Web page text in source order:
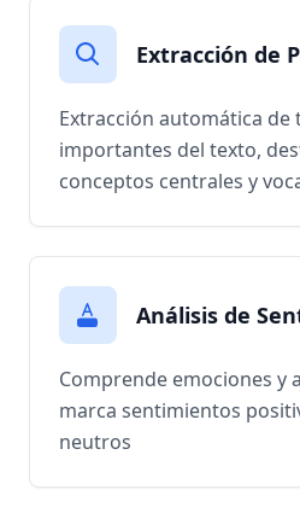
Extracción de
Extracción automática de
importantes del texto,
conceptos centrales y
Análisis de
Comprende emociones y
marca sentimientos
neutros